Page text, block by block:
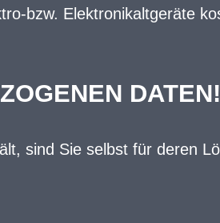
bzw. Elektronikaltgeräte
DATEN!
sind Sie selbst für deren